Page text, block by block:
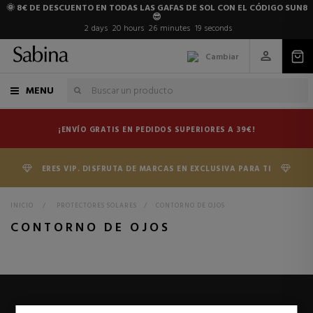
🌞 8€ DE DESCUENTO EN TODAS LAS GAFAS DE SOL CON EL CÓDIGO SUN8
😎
2 days 20 hours 26 minutes 19 seconds
Cambiar
MENU
¡ENVÍO GRATIS EN PEDIDOS SUPERIORES A 39€!
ERES VIP. DISFRUTA DE MARCAS EN EXCLUSIVA PARA TI
INICIO > PROTECTORES SOLARES > CONTORNO DE OJOS
CONTORNO DE OJOS